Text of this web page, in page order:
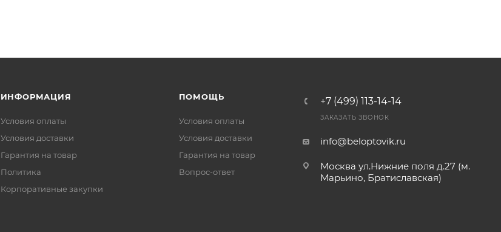
ИНФОРМАЦИЯ
Условия оплаты
Условия доставки
Гарантия на товар
Политика
Корпоративные закупки
ПОМОЩЬ
Условия оплаты
Условия доставки
Гарантия на товар
Вопрос-ответ
+7 (499) 113-14-14
ЗАКАЗАТЬ ЗВОНОК
info@beloptovik.ru
Москва ул.Нижние поля д.27 (м.
Марьино, Братиславская)